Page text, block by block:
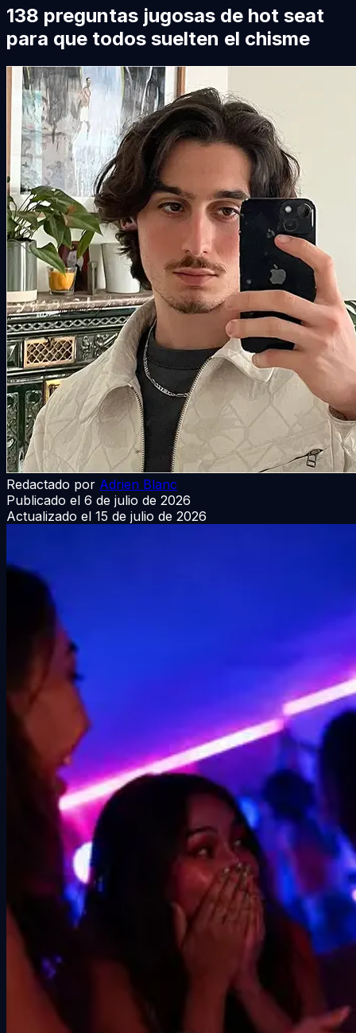
138 preguntas jugosas de hot seat
para que todos suelten el chisme
Redactado por Adrien Blanc
Publicado el 6 de julio de 2026
Actualizado el 15 de julio de 2026